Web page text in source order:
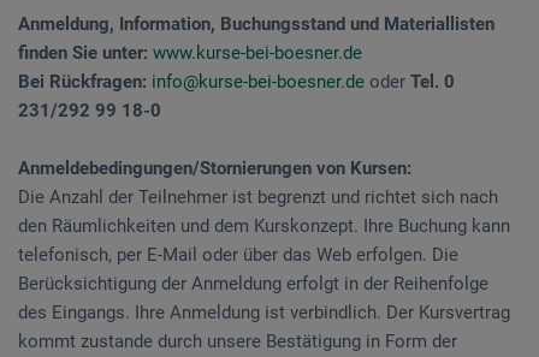
Anmeldung, Information, Buchungsstand und Materiallisten
finden Sie unter: www.kurse-bei-boesner.de
Bei Rückfragen: info@kurse-bei-boesner.de oder Tel. 0
231/292 99 18-0
Anmeldebedingungen/Stornierungen von Kursen:
Die Anzahl der Teilnehmer ist begrenzt und richtet sich nach
den Räumlichkeiten und dem Kurskonzept. Ihre Buchung kann
telefonisch, per E-Mail oder über das Web erfolgen. Die
Berücksichtigung der Anmeldung erfolgt in der Reihenfolge
des Eingangs. Ihre Anmeldung ist verbindlich. Der Kursvertrag
kommt zustande durch unsere Bestätigung in Form der